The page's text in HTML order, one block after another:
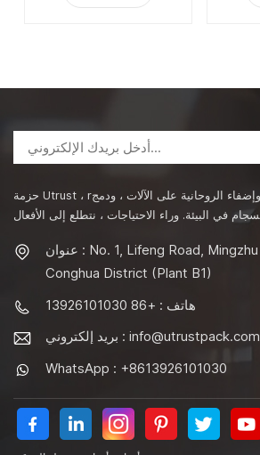
حزمة Utrust ، rاعتناق طبيعة الناس ، وإضفاء الروحانية على الآلات ، ودمج
عنوان : No. 1, Lifeng Road, Mingzhu Industrial Park,
Conghua District (Plant B1)
هاتف : +86 13926101030
بريد إلكتروني : info@utrustpack.com
WhatsApp : +8613926101030